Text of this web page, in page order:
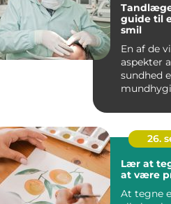
guide til
smil
En af de
aspekter
sundhed
...
26.
Lær at
at være
At tegne